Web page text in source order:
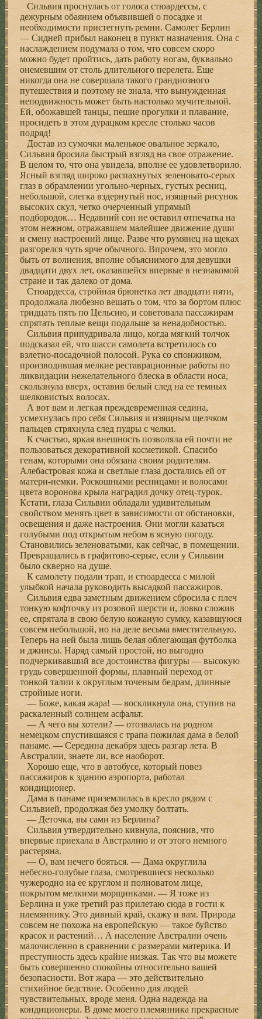
Сильвия проснулась от голоса стюардессы, с
дежурным обаянием объявившей о посадке и
необходимости пристегнуть ремни. Самолет Берлин
— Сидней прибыл наконец в пункт назначения. Она с
наслаждением подумала о том, что совсем скоро
можно будет пройтись, дать работу ногам, буквально
онемевшим от столь длительного перелета. Еще
никогда она не совершала такого грандиозного
путешествия и поэтому не знала, что вынужденная
неподвижность может быть настолько мучительной.
Ей, обожавшей танцы, пешие прогулки и плавание,
просидеть в этом дурацком кресле столько часов
подряд!
Достав из сумочки маленькое овальное зеркало,
Сильвия бросила быстрый взгляд на свое отражение.
В целом то, что она увидела, вполне ее удовлетворило.
Ясный взгляд широко распахнутых зеленовато-серых
глаз в обрамлении угольно-черных, густых ресниц,
небольшой, слегка вздернутый нос, изящный рисунок
высоких скул, четко очерченный упрямый
подбородок… Недавний сон не оставил отпечатка на
этом нежном, отражавшем малейшее движение души
и смену настроений лице. Разве что румянец на щеках
разгорелся чуть ярче обычного. Впрочем, это могло
быть от волнения, вполне объяснимого для девушки
двадцати двух лет, оказавшейся впервые в незнакомой
стране и так далеко от дома.
Стюардесса, стройная брюнетка лет двадцати пяти,
продолжала любезно вешать о том, что за бортом плюс
тридцать пять по Цельсию, и советовала пассажирам
спрятать теплые вещи подальше за ненадобностью.
Сильвия припудривала лицо, когда мягкий толчок
подсказал ей, что шасси самолета встретилось со
взлетно-посадочной полосой. Рука со спонжиком,
производившая мелкие реставрационные работы по
ликвидации нежелательного блеска в области носа,
скользнула вверх, оставив белый след на ее темных
шелковистых волосах.
А вот вам и легкая преждевременная седина,
усмехнулась про себя Сильвия и изящным щелчком
пальцев стряхнула след пудры с челки.
К счастью, яркая внешность позволяла ей почти не
пользоваться декоративной косметикой. Спасибо
генам, которыми она обязана своим родителям.
Алебастровая кожа и светлые глаза достались ей от
матери-немки. Роскошными ресницами и волосами
цвета воронова крыла наградил дочку отец-турок.
Кстати, глаза Сильвии обладали удивительным
свойством менять цвет в зависимости от обстановки,
освещения и даже настроения. Они могли казаться
голубыми под открытым небом в ясную погоду.
Становились зеленоватыми, как сейчас, в помещении.
Превращались в графитово-серые, если у Сильвии
было скверно на душе.
К самолету подали трап, и стюардесса с милой
улыбкой начала руководить высадкой пассажиров.
Сильвия едва заметным движением сбросила с плеч
тонкую кофточку из розовой шерсти и, ловко сложив
ее, спрятала в свою белую кожаную сумку, казавшуюся
совсем небольшой, но на деле весьма вместительную.
Теперь на ней была лишь белая облегающая футболка
и джинсы. Наряд самый простой, но выгодно
подчеркивавший все достоинства фигуры — высокую
грудь совершенной формы, плавный переход от
тонкой талии к округлым точеным бедрам, длинные
стройные ноги.
— Боже, какая жара! — воскликнула она, ступив на
раскаленный солнцем асфальт.
— А чего вы хотели? — отозвалась на родном
немецком спустившаяся с трапа пожилая дама в белой
панаме. — Середина декабря здесь разгар лета. В
Австралии, знаете ли, все наоборот.
Хорошо еще, что в автобусе, который повез
пассажиров к зданию аэропорта, работал
кондиционер.
Дама в панаме приземлилась в кресло рядом с
Сильвией, продолжая без умолку болтать.
— Деточка, вы сами из Берлина?
Сильвия утвердительно кивнула, пояснив, что
впервые приехала в Австралию и от этого немного
растеряна.
— О, вам нечего бояться. — Дама округлила
небесно-голубые глаза, смотревшиеся несколько
чужеродно на ее круглом и полноватом лице,
покрытом мелкими морщинками. — Я тоже из
Берлина и уже третий раз прилетаю сюда в гости к
племяннику. Это дивный край, скажу и вам. Природа
совсем не похожа на европейскую — такое буйство
красок и растений… А население Австралии очень
малочисленно в сравнении с размерами материка. И
преступность здесь крайне низкая. Так что вы можете
быть совершенно спокойны относительно вашей
безопасности. Вот жара — это действительно
стихийное бедствие. Особенно для людей
чувствительных, вроде меня. Одна надежда на
кондиционеры. В доме моего племянника прекрасные